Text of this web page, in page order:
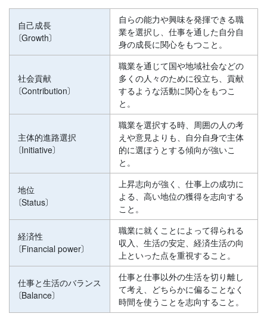
自己成長
〔Growth〕
自らの能力や興味を発揮できる職
業を選択し、仕事を通した自分自
身の成長に関心をもつこと。
社会貢献
〔Contribution〕
職業を通じて国や地域社会などの
多くの人々のために役立ち、貢献
するような活動に関心をもつこ
と。
主体的進路選択
〔Initiative〕
職業を選択する時、周囲の人の考
えや意見よりも、自分自身で主体
的に選ぼうとする傾向が強いこ
と。
地位
〔Status〕
上昇志向が強く、仕事上の成功に
よる、高い地位の獲得を志向する
こと。
経済性
〔Financial power〕
職業に就くことによって得られる
収入、生活の安定、経済生活の向
上といった点を重視すること。
仕事と生活のバランス
〔Balance〕
仕事と仕事以外の生活を切り離し
て考え、どちらかに偏ることなく
時間を使うことを志向すること。